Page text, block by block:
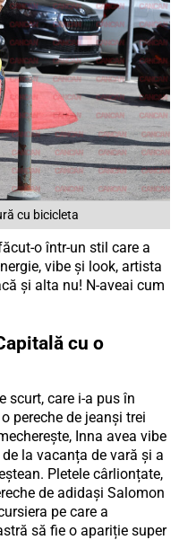
cu bicicleta
o într-un stil care a
vibe și look, artista
și alta nu! N-aveai cum
cu o
scurt, care i-a pus în
pereche de jeanși trei
Inna avea vibe
la vacanța de vară și a
Pletele cârlionțate,
de adidași Salomon
pe care a
să fie o apariție super